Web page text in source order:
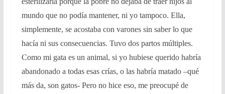
mundo que no podía mantener, ni yo tampoco. Ella,
simplemente, se acostaba con varones sin saber lo que
hacía ni sus consecuencias. Tuvo dos partos múltiples.
Como mi gata es un animal, si yo hubiese querido habría
abandonado a todas esas crías, o las habría matado –qué
más da, son gatos- Pero no hice eso, me preocupé de